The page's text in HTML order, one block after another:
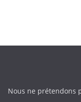
Nous ne prétendons